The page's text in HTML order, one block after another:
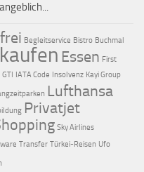
Begleitservice Bistro Buchmal
Essen First
GTI IATA Code Insolvenz Kayi Group
Lufthansa
Privatjet
Sky Airlines
Transfer Türkei-Reisen Ufo